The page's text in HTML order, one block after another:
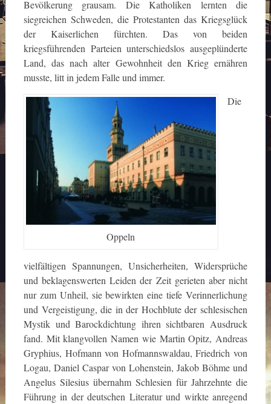
Bevölkerung grausam. Die Katholiken lernten die
siegreichen Schweden, die Protestanten das Kriegsglück
der Kaiserlichen fürchten. Das von beiden
kriegsführenden Parteien unterschiedslos ausgeplünderte
Land, das nach alter Gewohnheit den Krieg ernähren
musste, litt in jedem Falle und immer.
Oppeln
Die
vielfältigen Spannungen, Unsicherheiten, Widersprüche
und beklagenswerten Leiden der Zeit gerieten aber nicht
nur zum Unheil, sie bewirkten eine tiefe Verinnerlichung
und Vergeistigung, die in der Hochblute der schlesischen
Mystik und Barockdichtung ihren sichtbaren Ausdruck
fand. Mit klangvollen Namen wie Martin Opitz, Andreas
Gryphius, Hofmann von Hofmannswaldau, Friedrich von
Logau, Daniel Caspar von Lohenstein, Jakob Böhme und
Angelus Silesius übernahm Schlesien für Jahrzehnte die
Führung in der deutschen Literatur und wirkte anregend